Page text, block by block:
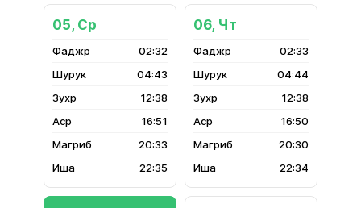
05, Ср
02:32
04:43
12:38
16:51
20:33
22:35
06, Чт
02:33
04:44
12:38
16:50
20:30
22:34